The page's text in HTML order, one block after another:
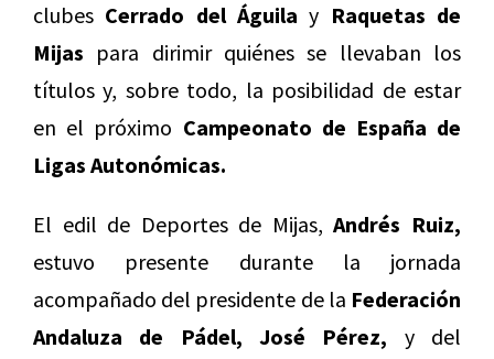
clubes Cerrado del Águila y Raquetas de
Mijas para dirimir quiénes se llevaban los
títulos y, sobre todo, la posibilidad de estar
en el próximo Campeonato de España de
Ligas Autonómicas.
El edil de Deportes de Mijas,Andrés Ruiz,
estuvo presente durante la jornada
acompañado del presidente de la Federación
Andaluza de Pádel,
José Pérez, y del